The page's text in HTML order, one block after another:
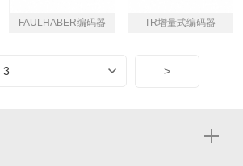
FAULHABER编码器 TR增量式编码器
>